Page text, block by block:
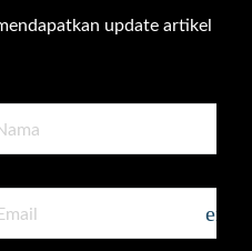
update artikel